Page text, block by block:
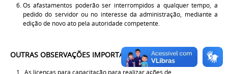
Os afastamentos poderão ser interrompidos a qualquer tempo, a
pedido do servidor ou no interesse da administração, mediante a
edição de novo ato pela autoridade competente.
OUTRAS OBSERVAÇÕES IMPORTANTES:
As licenças para capacitação para realizar ações de